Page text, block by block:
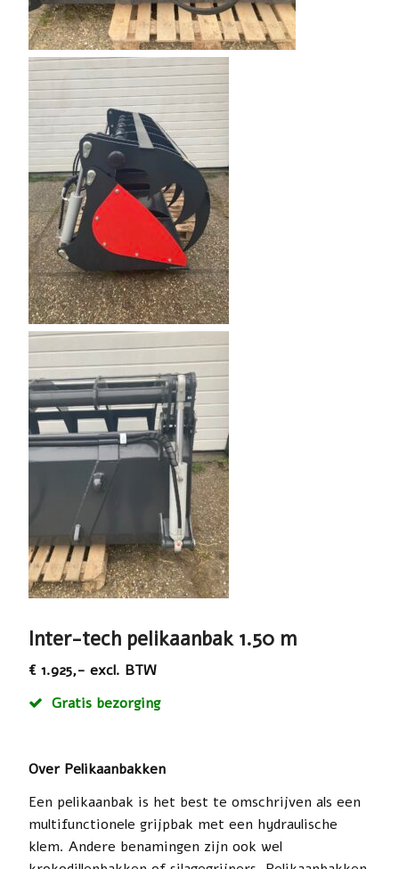
Inter-tech pelikaanbak 1.50 m
€ 1.925,- excl. BTW
Gratis bezorging
Over Pelikaanbakken
Een pelikaanbak is het best te omschrijven als een
multifunctionele grijpbak met een hydraulische
klem. Andere benamingen zijn ook wel